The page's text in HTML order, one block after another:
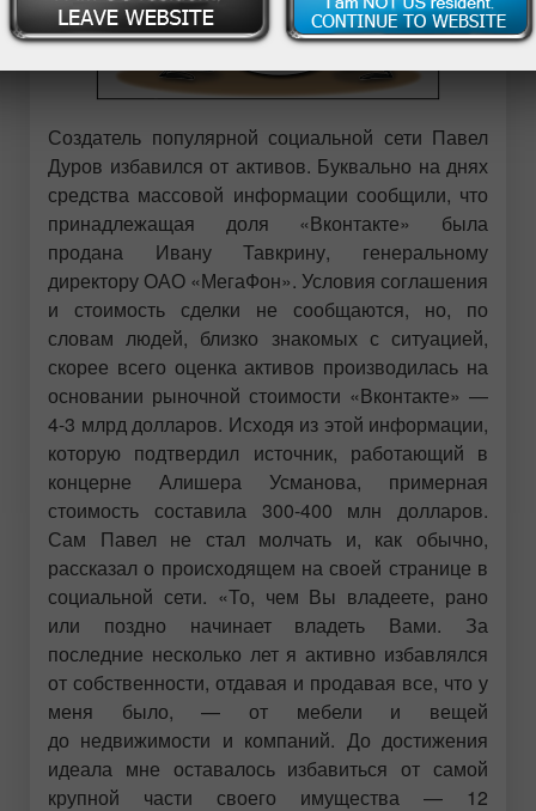
Создатель популярной социальной сети Павел
Дуров избавился от активов. Буквально на днях
средства массовой информации сообщили, что
принадлежащая доля «Вконтакте» была
продана Ивану Тавкрину, генеральному
директору ОАО «МегаФон». Условия соглашения
и стоимость сделки не сообщаются, но, по
словам людей, близко знакомых с ситуацией,
скорее всего оценка активов производилась на
основании рыночной стоимости «Вконтакте» —
4-3 млрд долларов. Исходя из этой информации,
которую подтвердил источник, работающий в
концерне Алишера Усманова, примерная
стоимость составила 300-400 млн долларов.
Сам Павел не стал молчать и, как обычно,
рассказал о происходящем на своей странице в
социальной сети. «То, чем Вы владеете, рано
или поздно начинает владеть Вами. За
последние несколько лет я активно избавлялся
от собственности, отдавая и продавая все, что у
меня было, — от мебели и вещей
до недвижимости и компаний. До достижения
идеала мне оставалось избавиться от самой
крупной части своего имущества — 12